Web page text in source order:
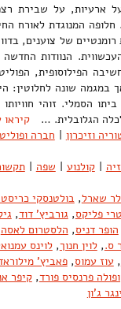
ארעיות, על שבירת
המנוגדת לאורח
של צוענים,
הנוודות
הפילוסופית,
במגמה שונה לחלוטין:
הסמלי. זוהי
הגלובלית. …קיראו
וזיכרון | חברה
| קולנוע | שפה |
שארל,בולטנסקי
פליקס, גורביץ' דוד,
הופר דניס, הלסטרום לאסה
ס.,לוין חנוך,לוינס
,עוז עמוס,פאביץ'
פרנסיס פורד,קיפר
ג'ון